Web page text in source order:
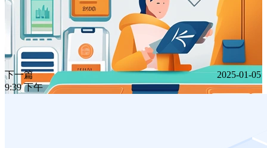
下一篇
2025-01-05
9:39 下午